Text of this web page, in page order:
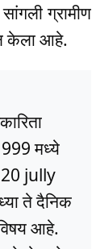
ग्रामीण
केला आहे.
मध्ये
20 jully
ते दैनिक
आहे.